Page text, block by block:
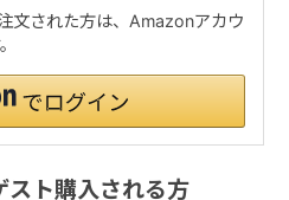
文された方は、Amazonアカウ
スト購入される方